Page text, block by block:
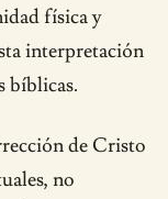
física y
interpretación
bíblicas.
de Cristo
no